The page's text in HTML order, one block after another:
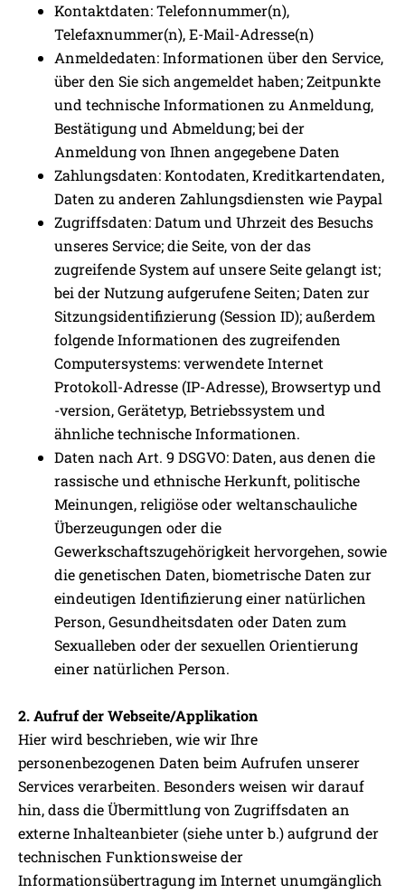
Kontaktdaten:Telefonnummer(n),
Telefaxnummer(n), E-Mail-Adresse(n)
Anmeldedaten:Informationen über den Service,
über den Sie sich angemeldet haben; Zeitpunkte
und technische Informationen zu Anmeldung,
Bestätigung und Abmeldung; bei der
Anmeldung von Ihnen angegebene Daten
Zahlungsdaten:Kontodaten, Kreditkartendaten,
Daten zu anderen Zahlungsdiensten wie Paypal
Zugriffsdaten:Datum und Uhrzeit des Besuchs
unseres Service; die Seite, von der das
zugreifende System auf unsere Seite gelangt ist;
bei der Nutzung aufgerufene Seiten; Daten zur
Sitzungsidentifizierung (Session ID); außerdem
folgende Informationen des zugreifenden
Computersystems: verwendete Internet
Protokoll-Adresse (IP-Adresse), Browsertyp und
-version, Gerätetyp, Betriebssystem und
ähnliche technische Informationen.
Daten nach Art. 9 DSGVO:Daten, aus denen die
rassische und ethnische Herkunft, politische
Meinungen, religiöse oder weltanschauliche
Überzeugungen oder die
Gewerkschaftszugehörigkeit hervorgehen, sowie
die genetischen Daten, biometrische Daten zur
eindeutigen Identifizierung einer natürlichen
Person, Gesundheitsdaten oder Daten zum
Sexualleben oder der sexuellen Orientierung
einer natürlichen Person.
2. Aufruf der Webseite/Applikation
Hier wird beschrieben, wie wir Ihre
personenbezogenen Daten beim Aufrufen unserer
Services verarbeiten. Besonders weisen wir darauf
hin, dass die Übermittlung von Zugriffsdaten an
externe Inhalteanbieter (siehe unter b.) aufgrund der
technischen Funktionsweise der
Informationsübertragung im Internet unumgänglich